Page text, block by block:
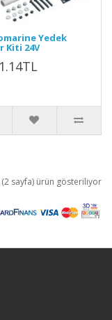
Yedek
Kiti 24V
sayfa) ürün gösteriliyor